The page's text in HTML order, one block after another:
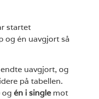
startet
og én uavgjort så
uavgjort, og
på tabellen.
og én i single mot